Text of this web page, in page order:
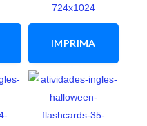
IMPRIMA
ATIVIDADE